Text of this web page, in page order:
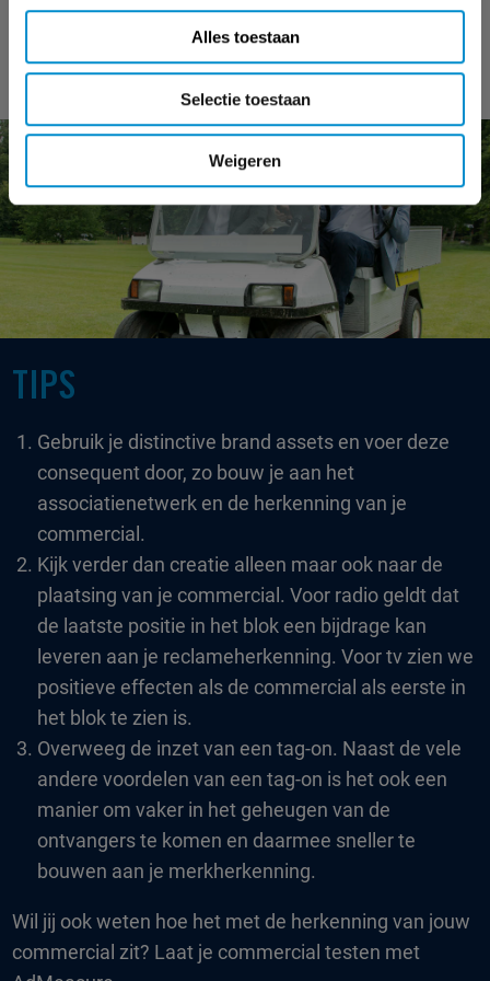
Alles toestaan
Selectie toestaan
Weigeren
informatie biedt op de hoofdspot voor het beste
TIPS
Gebruik je distinctive brand assets en voer deze
consequent door, zo bouw je aan het
associatienetwerk en de herkenning van je
commercial.
Kijk verder dan creatie alleen maar ook naar de
plaatsing van je commercial. Voor radio geldt dat
de laatste positie in het blok een bijdrage kan
leveren aan je reclameherkenning. Voor tv zien we
positieve effecten als de commercial als eerste in
het blok te zien is.
Overweeg de inzet van een tag-on. Naast de vele
andere voordelen van een tag-on is het ook een
manier om vaker in het geheugen van de
ontvangers te komen en daarmee sneller te
bouwen aan je merkherkenning.
Wil jij ook weten hoe het met de herkenning van jouw
commercial zit? Laat je commercial testen met